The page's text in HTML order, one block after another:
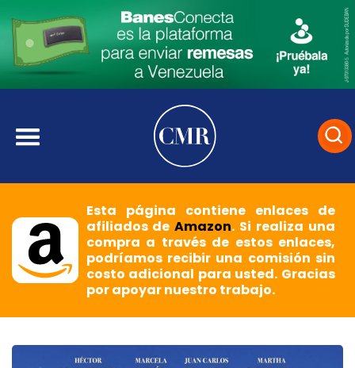
Esta página contiene enlaces de
afiliados deAmazon. Si realiza una
compra a través de estos enlaces,
podríamos recibir una comisión sin
costo adicional para usted. Gracias
por apoyar nuestro trabajo.